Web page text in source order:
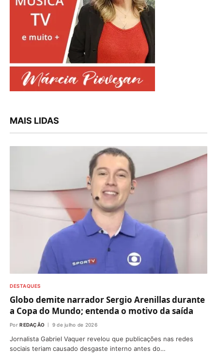
MAIS LIDAS
DESTAQUES
Globo demite narrador Sergio Arenillas durante
a Copa do Mundo; entenda o motivo da saída
Por REDAÇÃO 9 de julho de 2026
Jornalista Gabriel Vaquer revelou que publicações nas redes
sociais teriam causado desgaste interno antes do…